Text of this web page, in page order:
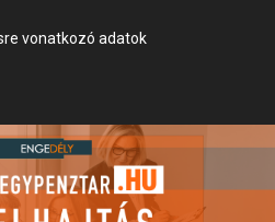
vonatkozó adatok